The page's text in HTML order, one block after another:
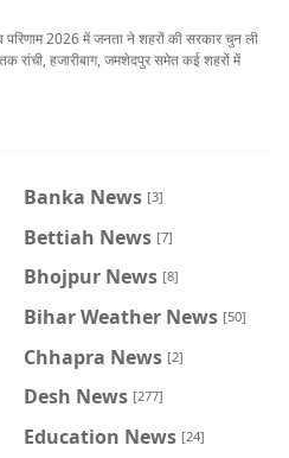
परिणाम 2026 में जनता ने शहरों की सरकार चुन ली
रांची, हजारीबाग, जमशेदपुर समेत कई शहरों में
Banka News [3]
Bettiah News [7]
Bhojpur News [8]
Bihar Weather News [50]
Chhapra News [2]
Desh News [277]
Education News [24]